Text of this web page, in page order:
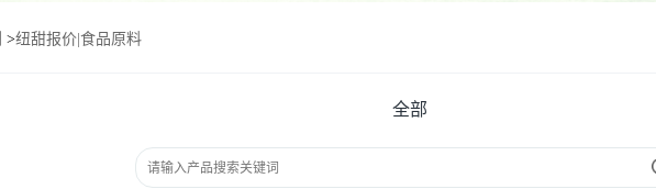
>纽甜报价|食品原料
全部